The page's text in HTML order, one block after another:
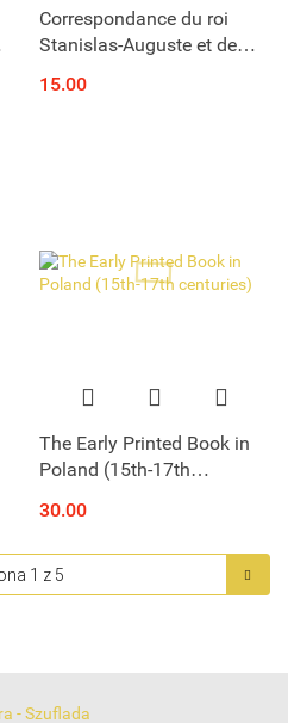
Correspondance du roi
Stanislas-Auguste et de
(1765-1773)
15.00
The Early Printed Book in
Poland (15th-17th
30.00